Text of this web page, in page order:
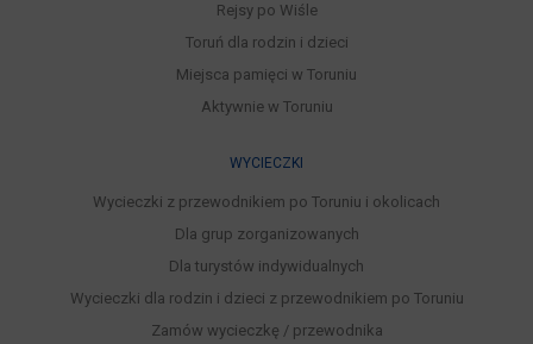
Rejsy po Wiśle
Toruń dla rodzin i dzieci
Miejsca pamięci w Toruniu
Aktywnie w Toruniu
WYCIECZKI
Wycieczki z przewodnikiem po Toruniu i okolicach
Dla grup zorganizowanych
Dla turystów indywidualnych
Wycieczki dla rodzin i dzieci z przewodnikiem po Toruniu
Zamów wycieczkę / przewodnika